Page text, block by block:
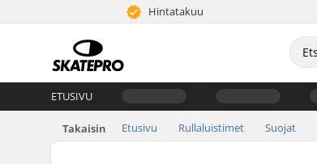
Hintatakuu
ETUSIVU
Takaisin Etusivu Rullaluistimet Suojat